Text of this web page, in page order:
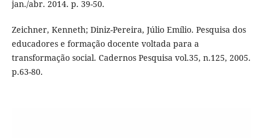
jan./abr. 2014. p. 39-50.
Zeichner, Kenneth; Diniz-Pereira, Júlio Emílio. Pesquisa dos
educadores e formação docente voltada para a
transformação social. Cadernos Pesquisa vol.35, n.125, 2005.
p.63-80.